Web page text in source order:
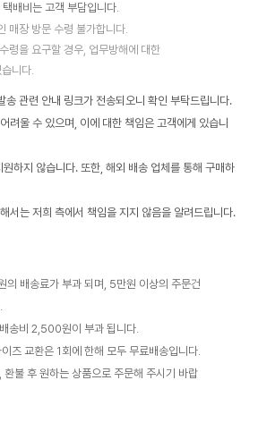
배비는 고객 부담입니다.
매장 방문 수령 불가합니다.
령을 요구할 경우, 업무방해에 대한
니다.
송 관련 안내 링크가 전송되오니 확인 부탁드립니다.
울 수 있으며, 이에 대한 책임은 고객에게 있습니
하지 않습니다. 또한, 해외 배송 업체를 통해 구매하
는 저희 측에서 책임을 지지 않음을 알려드립니다.
배송료가 부과 되며, 5만원 이상의 주문건
송비 2,500원이 부과 됩니다.
즈 교환은 1회에 한해 모두 무료배송입니다.
환불 후 원하는 상품으로 주문해 주시기 바랍